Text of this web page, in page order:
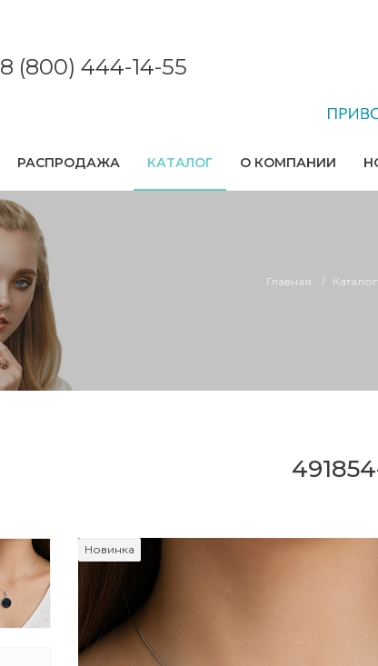
8 (800) 444-14-55
РАСПРОДАЖА КАТАЛОГ О КОМПАНИИ
Главная Каталог
Новинка